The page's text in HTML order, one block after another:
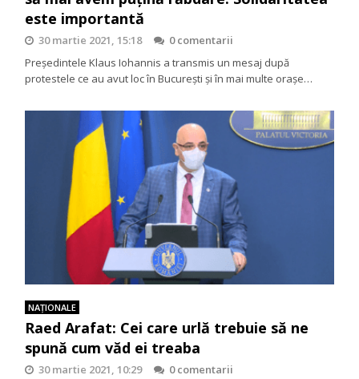
este importantă
30 martie 2021, 15:18
0 comentarii
Președintele Klaus Iohannis a transmis un mesaj după
protestele ce au avut loc în București și în mai multe orașe…
NAŢIONALE
Raed Arafat: Cei care urlă trebuie să ne
spună cum văd ei treaba
30 martie 2021, 10:29
0 comentarii